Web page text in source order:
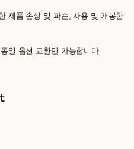
제품 손상 및 파손, 사용 및 개봉한
일 옵션 교환만 가능합니다.